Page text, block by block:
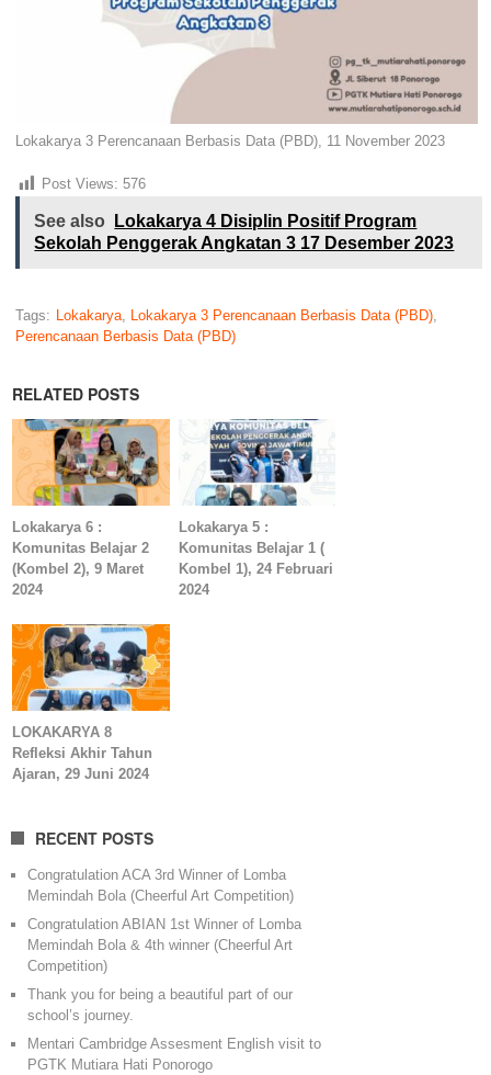
Lokakarya 3 Perencanaan Berbasis Data (PBD), 11 November 2023
Post Views: 576
See also
Lokakarya 4 Disiplin Positif Program
Sekolah Penggerak Angkatan 3 17 Desember 2023
Tags: Lokakarya Lokakarya 3 Perencanaan Berbasis Data (PBD)
Perencanaan Berbasis Data (PBD)
RELATED POSTS
Lokakarya 6 :
Komunitas Belajar 2
(Kombel 2), 9 Maret
2024
Lokakarya 5 :
Komunitas Belajar 1 (
Kombel 1), 24 Februari
2024
LOKAKARYA 8
Refleksi Akhir Tahun
Ajaran, 29 Juni 2024
RECENT POSTS
Congratulation ACA 3rd Winner of Lomba
Memindah Bola (Cheerful Art Competition)
Congratulation ABIAN 1st Winner of Lomba
Memindah Bola & 4th winner (Cheerful Art
Competition)
Thank you for being a beautiful part of our
school’s journey.
Mentari Cambridge Assesment English visit to
PGTK Mutiara Hati Ponorogo